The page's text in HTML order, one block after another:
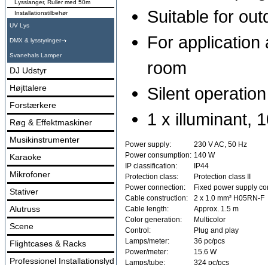
Lysslanger, Ruller med 50m
Installationstilbehør
UV Lys
DMX & lysstyringer
Svanehals Lamper
DJ Udstyr
Højttalere
Forstærkere
Røg & Effektmaskiner
Musikinstrumenter
Karaoke
Mikrofoner
Stativer
Alutruss
Scene
Flightcases & Racks
Professionel Installationslyd
Suitable for
For application
room
Silent operation
1 x illuminant,
Power supply:
230 V AC, 50 Hz
Power consumption: 140 W
IP classification:
IP44
Protection class:
Protection class II
Power connection:
Fixed power supply
Cable construction:
2 x 1.0 mm² H05RN-F
Cable length:
Approx. 1.5 m
Color generation:
Multicolor
Control:
Plug and play
Lamps/meter:
36 pc/pcs
Power/meter:
15.6 W
Lamps/tube:
324 pc/pcs